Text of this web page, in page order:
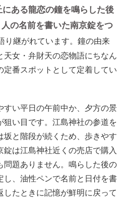
ある龍恋の鐘を鳴らした後
の名前を書いた南京錠をつ
り継がれています。鐘の由来
天女・弁財天の恋物語にちなん
定番スポットとして定着してい
すい平日の午前中か、夕方の景
狙い目です。江島神社の参道を
坂と階段が続くため、歩きやす
錠は江島神社近くの売店で購入
問題ありません。鳴らした後の
し、油性ペンで名前と日付を書
したときに記憶が鮮明に戻って